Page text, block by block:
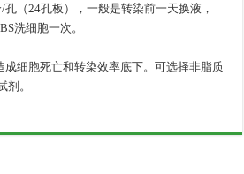
（24孔板），一般是转染前一天换液，
洗细胞一次。
成细胞死亡和转染效率底下。可选择非脂质
剂。